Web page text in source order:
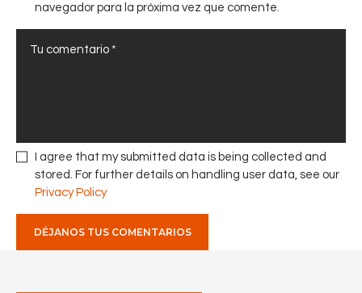
navegador para la próxima vez que comente.
I agree that my submitted data is being collected and
stored. For further details on handling user data, see our
Privacy Policy